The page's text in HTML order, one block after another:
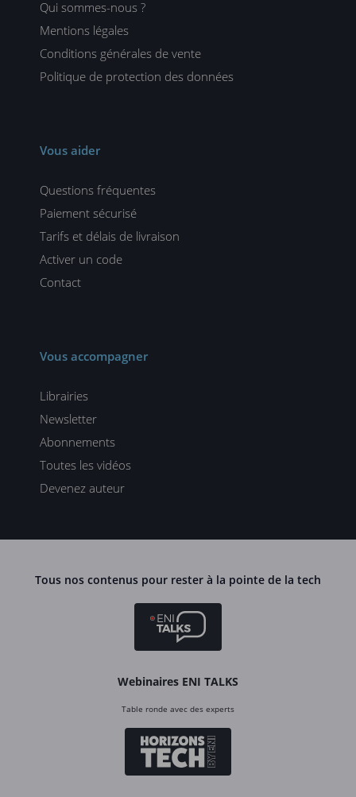
Qui sommes-nous ?
Mentions légales
Conditions générales de vente
Politique de protection des données
Vous aider
Questions fréquentes
Paiement sécurisé
Tarifs et délais de livraison
Activer un code
Contact
Vous accompagner
Librairies
Newsletter
Abonnements
Toutes les vidéos
Devenez auteur
Tous nos contenus pour rester à la pointe de la tech
Webinaires ENI TALKS
Table ronde avec des experts